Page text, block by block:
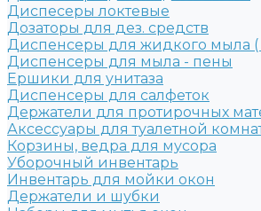
Диспесеры локтевые
Дозаторы для дез. средств
Диспенсеры для жидкого мыла
Диспенсеры для мыла - пены
Ершики для унитаза
Диспенсеры для салфеток
Держатели для протирочных
Аксессуары для туалетной
Корзины, ведра для мусора
Уборочный инвентарь
Инвентарь для мойки окон
Держатели и шубки